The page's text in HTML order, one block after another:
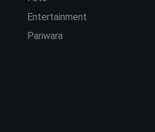
Entertainment
Pariwara